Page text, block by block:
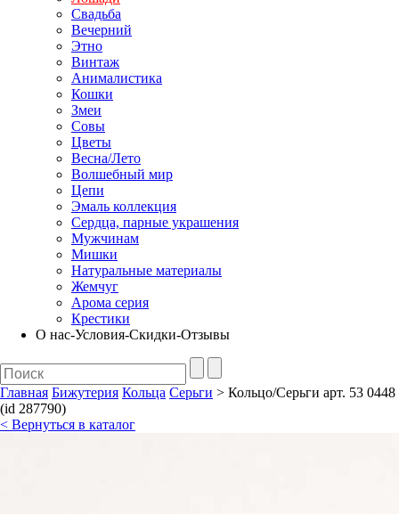
Свадьба
Вечерний
Этно
Винтаж
Анималистика
Кошки
Змеи
Совы
Цветы
Весна/Лето
Волшебный мир
Цепи
Эмаль коллекция
Сердца, парные украшения
Мужчинам
Мишки
Натуральные материалы
Жемчуг
Арома серия
Крестики
О нас-Условия-Скидки-Отзывы
Главная Бижутерия Кольца Серьги > Кольцо/Серьги арт. 53 0448
(id 287790)
< Вернуться в каталог